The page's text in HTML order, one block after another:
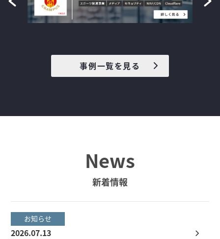
事例一覧を見る
News
新着情報
お知らせ
2026.07.13